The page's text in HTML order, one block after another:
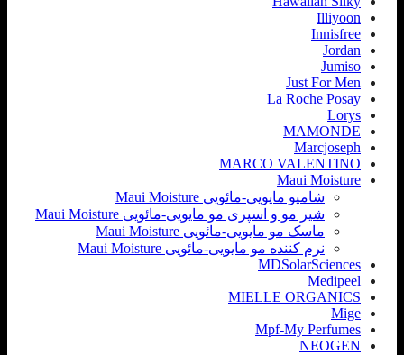
Illiyoon
Innisfree
Jordan
Jumiso
Just For Men
La Roche Posay
Lorys
MAMONDE
Marcjoseph
MARCO VALENTINO
Maui Moisture
شامپو مایویی-مائویی Maui Moisture
شیر مو و اسپری مو مایویی-مائویی Maui Moisture
ماسک مو مایویی-مائویی Maui Moisture
نرم کننده مو مایویی-مائویی Maui Moisture
MDSolarSciences
Medipeel
MIELLE ORGANICS
Mige
Mpf-My Perfumes
NEOGEN